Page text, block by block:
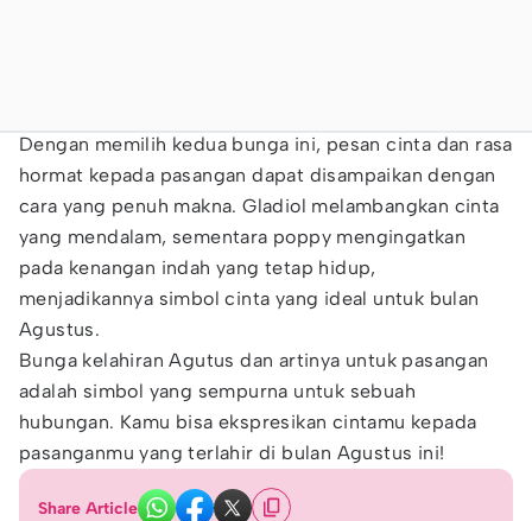
Dengan memilih kedua bunga ini, pesan cinta dan rasa
hormat kepada pasangan dapat disampaikan dengan
cara yang penuh makna. Gladiol melambangkan cinta
yang mendalam, sementara poppy mengingatkan
pada kenangan indah yang tetap hidup,
menjadikannya simbol cinta yang ideal untuk bulan
Agustus.
Bunga kelahiran Agutus dan artinya untuk pasangan
adalah simbol yang sempurna untuk sebuah
hubungan. Kamu bisa ekspresikan cintamu kepada
pasanganmu yang terlahir di bulan Agustus ini!
Share Article